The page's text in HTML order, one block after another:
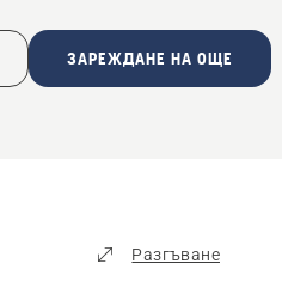
ЗАРЕЖДАНЕ НА ОЩЕ
Разгъване